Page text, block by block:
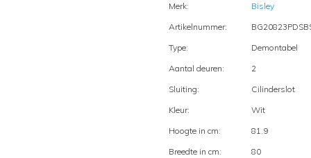
Merk:
Bisley
Artikelnummer:
Type:
Demontabel
Aantal deuren:
2
Sluiting:
Cilinderslot
Kleur:
Wit
Hoogte in cm:
81.9
Breedte in cm:
80